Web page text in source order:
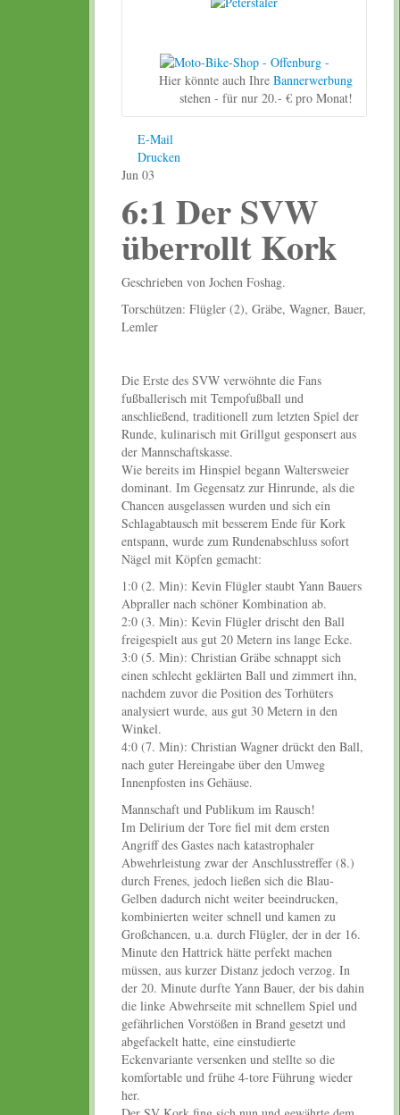
Hier könnte auch Ihre Bannerwerbung
stehen - für nur 20.- € pro Monat!
E-Mail
Drucken
Jun 03
6:1 Der SVW
überrollt Kork
Geschrieben von Jochen Foshag.
Torschützen: Flügler (2), Gräbe, Wagner, Bauer,
Lemler
Die Erste des SVW verwöhnte die Fans
fußballerisch mit Tempofußball und
anschließend, traditionell zum letzten Spiel der
Runde, kulinarisch mit Grillgut gesponsert aus
der Mannschaftskasse.
Wie bereits im Hinspiel begann Waltersweier
dominant. Im Gegensatz zur Hinrunde, als die
Chancen ausgelassen wurden und sich ein
Schlagabtausch mit besserem Ende für Kork
entspann, wurde zum Rundenabschluss sofort
Nägel mit Köpfen gemacht:
1:0 (2. Min): Kevin Flügler staubt Yann Bauers
Abpraller nach schöner Kombination ab.
2:0 (3. Min): Kevin Flügler drischt den Ball
freigespielt aus gut 20 Metern ins lange Ecke.
3:0 (5. Min): Christian Gräbe schnappt sich
einen schlecht geklärten Ball und zimmert ihn,
nachdem zuvor die Position des Torhüters
analysiert wurde, aus gut 30 Metern in den
Winkel.
4:0 (7. Min): Christian Wagner drückt den Ball,
nach guter Hereingabe über den Umweg
Innenpfosten ins Gehäuse.
Mannschaft und Publikum im Rausch!
Im Delirium der Tore fiel mit dem ersten
Angriff des Gastes nach katastrophaler
Abwehrleistung zwar der Anschlusstreffer (8.)
durch Frenes, jedoch ließen sich die Blau-
Gelben dadurch nicht weiter beeindrucken,
kombinierten weiter schnell und kamen zu
Großchancen, u.a. durch Flügler, der in der 16.
Minute den Hattrick hätte perfekt machen
müssen, aus kurzer Distanz jedoch verzog. In
der 20. Minute durfte Yann Bauer, der bis dahin
die linke Abwehrseite mit schnellem Spiel und
gefährlichen Vorstößen in Brand gesetzt und
abgefackelt hatte, eine einstudierte
Eckenvariante versenken und stellte so die
komfortable und frühe 4-tore Führung wieder
her.